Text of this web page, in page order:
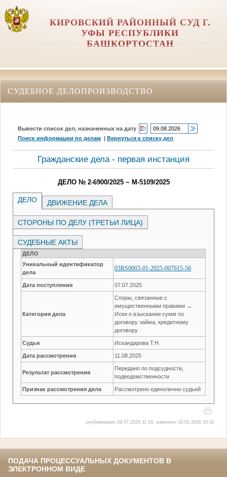
КИРОВСКИЙ РАЙОННЫЙ СУД Г.
УФЫ РЕСПУБЛИКИ
БАШКОРТОСТАН
СУДЕБНОЕ ДЕЛОПРОИЗВОДСТВО
Вывести список дел, назначенных на дату
Поиск информации по делам |Вернуться к списку дел
Гражданские дела - первая инстанция
ДЕЛО № 2-6900/2025 ~ М-5109/2025
ДЕЛО ДВИЖЕНИЕ ДЕЛА
СТОРОНЫ ПО ДЕЛУ (ТРЕТЬИ ЛИЦА)
СУДЕБНЫЕ АКТЫ
ДЕЛО
Уникальный идентификатор
дела
03RS0003-01-2025-007615-56
Дата поступления 07.07.2025
Категория дела
Споры, связанные с
имущественными правами →
Иски о взыскании сумм по
договору займа, кредитному
договору
Судья Искандарова Т.Н.
Дата рассмотрения 11.08.2025
Результат рассмотрения
Передано по подсудности,
подведомственности
Признак рассмотрения дела Рассмотрено единолично судьей
опубликовано 09.07.2025 11:18, изменено 16.01.2026 20:42
ПОДАЧА ПРОЦЕССУАЛЬНЫХ ДОКУМЕНТОВ В
ЭЛЕКТРОННОМ ВИДЕ